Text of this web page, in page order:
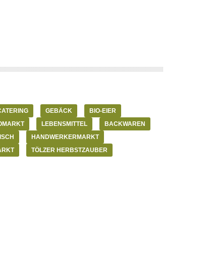
GEBÄCK
BIO-EIER
LEBENSMITTEL
BACKWAREN
HANDWERKERMARKT
TÖLZER HERBSTZAUBER